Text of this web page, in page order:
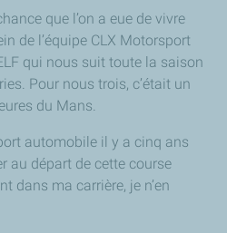
que l’on a eue de vivre
de l’équipe CLX Motorsport
qui nous suit toute la saison
. Pour nous trois, c’était un
du Mans.
automobile il y a cinq ans
au départ de cette course
dans ma carrière, je n’en